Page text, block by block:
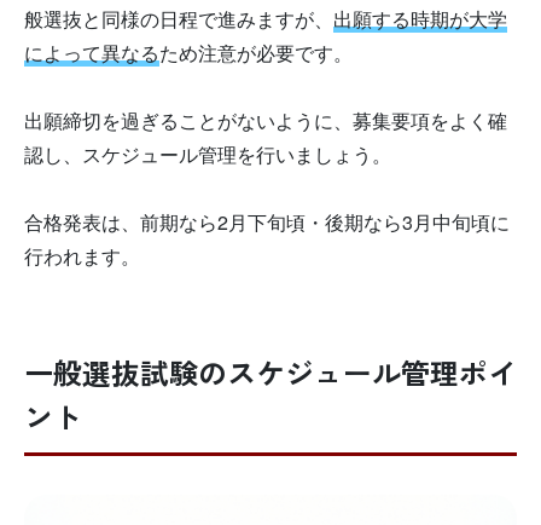
般選抜と同様の日程で進みますが、 出願する時期が大学
によって異なるため注意が必要です。
出願締切を過ぎることがないように、募集要項をよく確
認し、スケジュール管理を行いましょう。
合格発表は、前期なら2月下旬頃・後期なら3月中旬頃に
行われます。
一般選抜試験のスケジュール管理ポイ
ント